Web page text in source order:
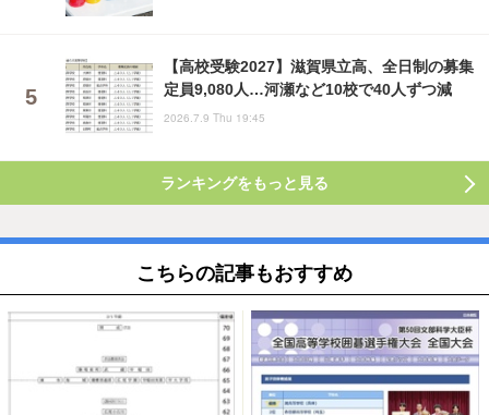
【高校受験2027】滋賀県立高、全日制の募集
定員9,080人…河瀬など10校で40人ずつ減
2026.7.9 Thu 19:45
ランキングをもっと見る
こちらの記事もおすすめ